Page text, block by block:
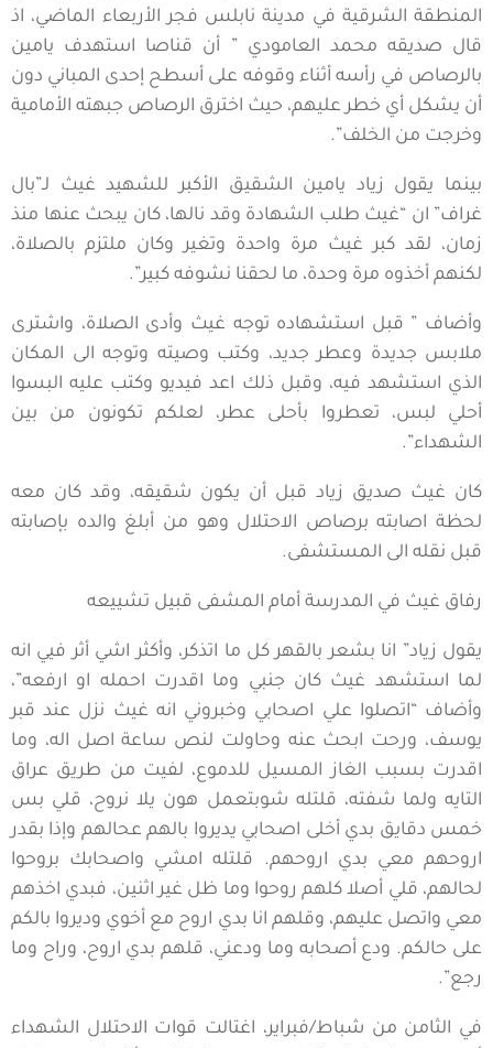
المنطقة الشرقية في مدينة نابلس فجر الأربعاء الماضي، اذ
قال صديقه محمد العامودي ” أن قناصا استهدف يامين
بالرصاص في رأسه أثناء وقوفه على أسطح إحدى المباني دون
أن يشكل أي خطر عليهم، حيث اخترق الرصاص جبهته الأمامية
وخرجت من الخلف”.
بينما يقول زياد يامين الشقيق الأكبر للشهيد غيث لـ”بال
غراف” ان “غيث طلب الشهادة وقد نالها، كان يبحث عنها منذ
زمان، لقد كبر غيث مرة واحدة وتغير وكان ملتزم بالصلاة،
لكنهم أخذوه مرة وحدة، ما لحقنا نشوفه كبير”.
وأضاف ” قبل استشهاده توجه غيث وأدى الصلاة، واشترى
ملابس جديدة وعطر جديد، وكتب وصيته وتوجه الى المكان
الذي استشهد فيه، وقبل ذلك اعد فيديو وكتب عليه البسوا
أحلي لبس، تعطروا بأحلى عطر، لعلكم تكونون من بين
الشهداء”.
كان غيث صديق زياد قبل أن يكون شقيقه، وقد كان معه
لحظة اصابته برصاص الاحتلال وهو من أبلغ والده بإصابته
قبل نقله الى المستشفى.
رفاق غيث في المدرسة أمام المشفى قبيل تشييعه
يقول زياد” انا بشعر بالقهر كل ما اتذكر، وأكثر اشي أثر فيي انه
لما استشهد غيث كان جنبي وما اقدرت احمله او ارفعه”،
وأضاف “اتصلوا علي اصحابي وخبروني انه غيث نزل عند قبر
يوسف، ورحت ابحث عنه وحاولت لنص ساعة اصل اله، وما
اقدرت بسبب الغاز المسيل للدموع، لفيت من طريق عراق
التايه ولما شفته، قلتله شوبتعمل هون يلا نروح، قلي بس
خمس دقايق بدي أخلى اصحابي يديروا بالهم عحالهم وإذا بقدر
اروحهم معي بدي اروحهم. قلتله امشي واصحابك بروحوا
لحالهم، قلي أصلا كلهم روحوا وما ظل غير اثنين، فبدي اخذهم
معي واتصل عليهم، وقلهم انا بدي اروح مع أخوي وديروا بالكم
على حالكم. ودع أصحابه وما ودعني، قلهم بدي اروح، وراح وما
رجع”.
في الثامن من شباط/فبراير، اغتالت قوات الاحتلال الشهداء